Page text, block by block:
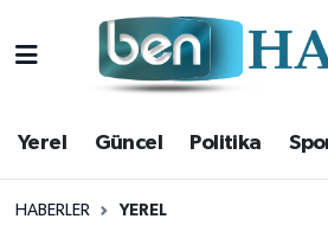
Yerel Güncel Politika
HABERLER YEREL
Yerel
Güncel
Politika
Hava Durumu
Trafik Durumu
Süper Lig Puan Durumu ve